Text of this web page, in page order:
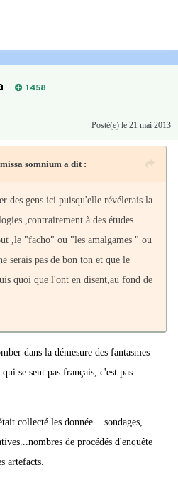
1 458
Posté(e) le 21 mai 2013
somnium a dit :
des gens ici puisqu'elle révélerais la
,contrairement à des études
,le "facho" ou "les amalgames " ou
serais pas de bon ton et que le
quoi que l'ont en disent,au fond de
dans la démesure des fantasmes
se sent pas français, c'est pas
collecté les donnée....sondages,
de procédés d'enquête
artefacts.